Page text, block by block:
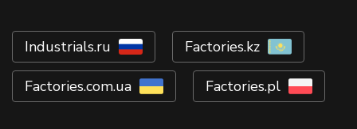
Industrials.ru Factories.kz
Factories.com.ua Factories.pl